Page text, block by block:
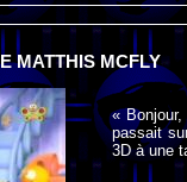
MATTHIS MCFLY
«
passait
3D à une